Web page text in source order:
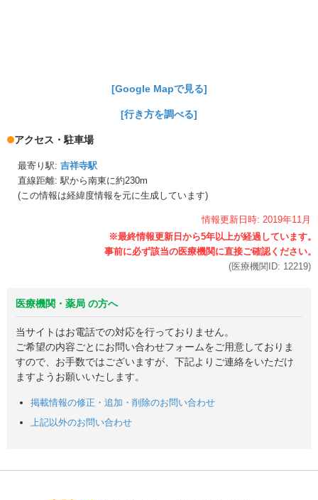
[Google Mapで見る]
[行き方を調べる]
アクセス・駐車場
最寄り駅: 吉祥寺駅
直線距離: 駅から南東に約230m
(この情報は経緯度情報を元に生成しています)
情報更新日時: 2019年11月
(医療機関ID: 12219)
医療機関・薬局 の方へ
当サイトはお電話での対応を行っておりません。
ご希望の内容ごとにお問い合わせフォームをご用意しておりま
すので、お手数ではございますが、下記よりご連絡をいただけ
ますようお願いいたします。
掲載情報の修正・追加・削除のお問い合わせ
上記以外のお問い合わせ